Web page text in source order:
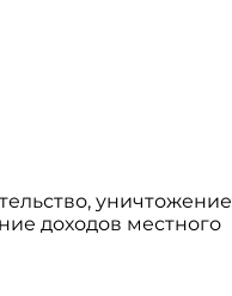
уничтожение
доходов местного